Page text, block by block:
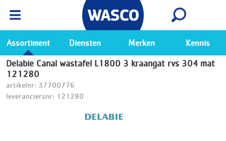
Ga naar de Wasco app
Bekijk
Assortiment Diensten Merken Kennis
Delabie Canal wastafel L1800 3 kraangat rvs 304 mat
121280
artikelnr: 37700776
leveranciersnr: 121280